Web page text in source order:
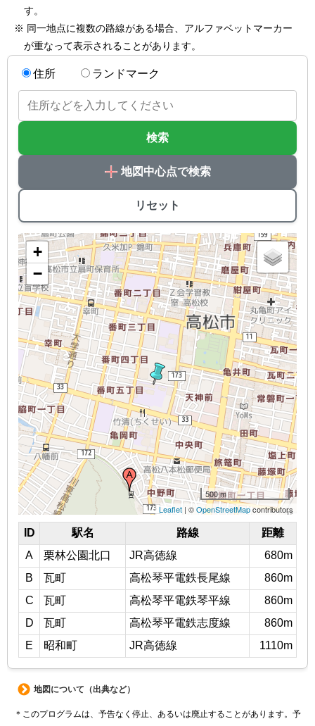
す。
※ 同一地点に複数の路線がある場合、アルファベットマーカー
が重なって表示されることがあります。
地図について（出典など）
＊このプログラムは、予告なく停止、あるいは廃止することがあります。予